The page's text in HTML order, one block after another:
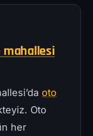
oto
Oto
her